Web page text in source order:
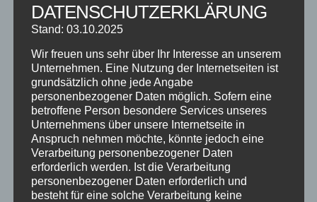
NEUESTE BEITRÄGE
SCHNUPPERTAG 2026
Abschlussball 2026
WEIHNACHTSFERIEN
KATEGORIEN
Kategorien
SCHLAGWÖRTER
DATENSCHUTZERKLÄRUNG
Stand: 03.10.2025
Wir freuen uns sehr über Ihr Interesse an unserem
Unternehmen. Eine Nutzung der Internetseiten ist
grundsätzlich ohne jede Angabe
personenbezogener Daten möglich. Sofern eine
betroffene Person besondere Services unseres
Unternehmens über unsere Internetseite in
Anspruch nehmen möchte, könnte jedoch eine
Verarbeitung personenbezogener Daten
erforderlich werden. Ist die Verarbeitung
personenbezogener Daten erforderlich und
besteht für eine solche Verarbeitung keine